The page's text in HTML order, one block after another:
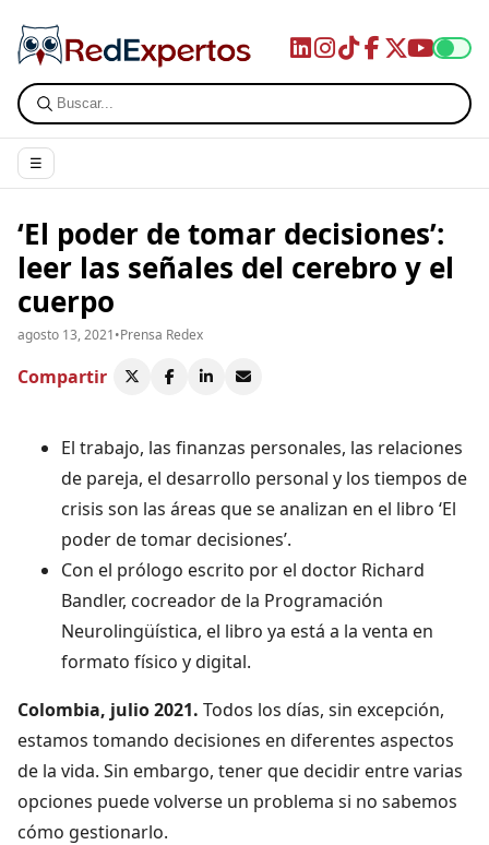
☰
‘El poder de tomar decisiones’:
leer las señales del cerebro y el
cuerpo
agosto 13, 2021•Prensa Redex
Compartir
El trabajo, las finanzas personales, las relaciones
de pareja, el desarrollo personal y los tiempos de
crisis son las áreas que se analizan en el libro ‘El
poder de tomar decisiones’.
Con el prólogo escrito por el doctor Richard
Bandler, cocreador de la Programación
Neurolingüística, el libro ya está a la venta en
formato físico y digital.
Colombia, julio 2021. Todos los días, sin excepción,
estamos tomando decisiones en diferentes aspectos
de la vida. Sin embargo, tener que decidir entre varias
opciones puede volverse un problema si no sabemos
cómo gestionarlo.